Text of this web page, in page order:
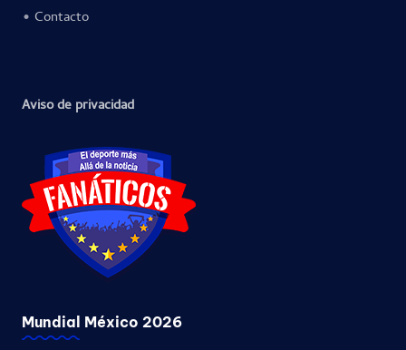
• Contacto
Aviso de privacidad
Mundial México 2026